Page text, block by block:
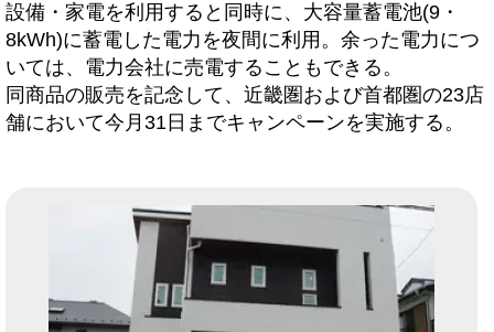
設備・家電を利用すると同時に、大容量蓄電池(9・
8kWh)に蓄電した電力を夜間に利用。余った電力につ
いては、電力会社に売電することもできる。
同商品の販売を記念して、近畿圏および首都圏の23店
舗において今月31日までキャンペーンを実施する。